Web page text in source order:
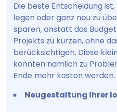
Die beste Entscheidung
legen oder ganz neu zu
sparen, anstatt das
Projekts zu kürzen, ohne
berücksichtigen. Diese
könnten nämlich zu
Ende mehr kosten werden.
Neugestaltung Ihrer